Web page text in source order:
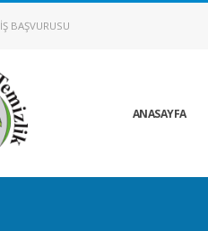
İŞ BAŞVURUSU
ANASAYFA